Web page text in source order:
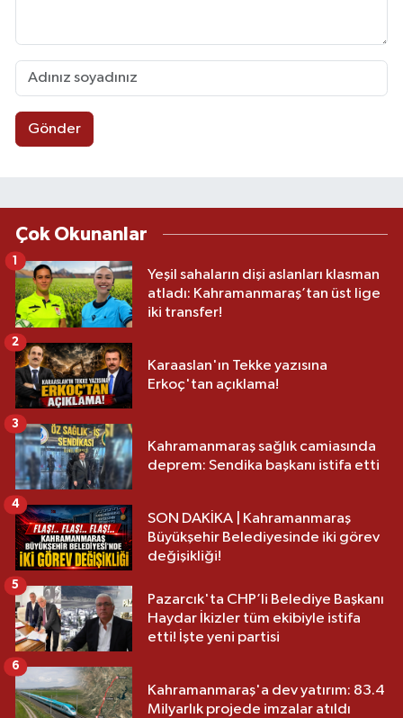
Gönder
Çok Okunanlar
Yeşil sahaların dişi aslanları klasman
atladı: Kahramanmaraş’tan üst lige
iki transfer!
1
Karaaslan'ın Tekke yazısına
Erkoç'tan açıklama!
2
Kahramanmaraş sağlık camiasında
deprem: Sendika başkanı istifa etti
3
SON DAKİKA | Kahramanmaraş
Büyükşehir Belediyesinde iki görev
değişikliği!
4
Pazarcık'ta CHP’li Belediye Başkanı
Haydar İkizler tüm ekibiyle istifa
etti! İşte yeni partisi
5
Kahramanmaraş'a dev yatırım: 83.4
Milyarlık projede imzalar atıldı
6